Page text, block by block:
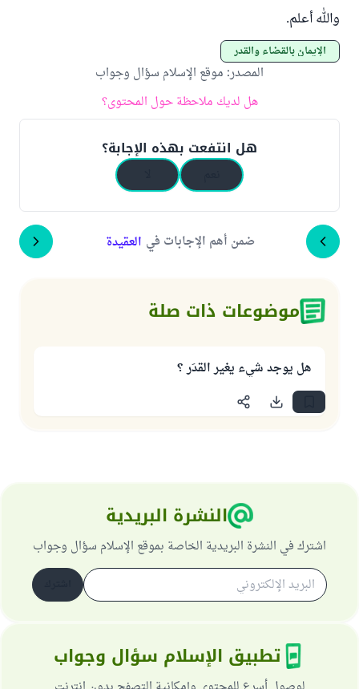
والله أعلم.
الإيمان بالقضاء والقدر
المصدر: موقع الإسلام سؤال وجواب
هل لديك ملاحظة حول المحتوى؟
هل انتفعت بهذه الإجابة؟
ضمن أهم الإجابات في العقيدة
موضوعات ذات صلة
هل يوجد شيء يغير القدَر ؟
النشرة البريدية
اشترك في النشرة البريدية الخاصة بموقع الإسلام سؤال وجواب
تطبيق الإسلام سؤال وجواب